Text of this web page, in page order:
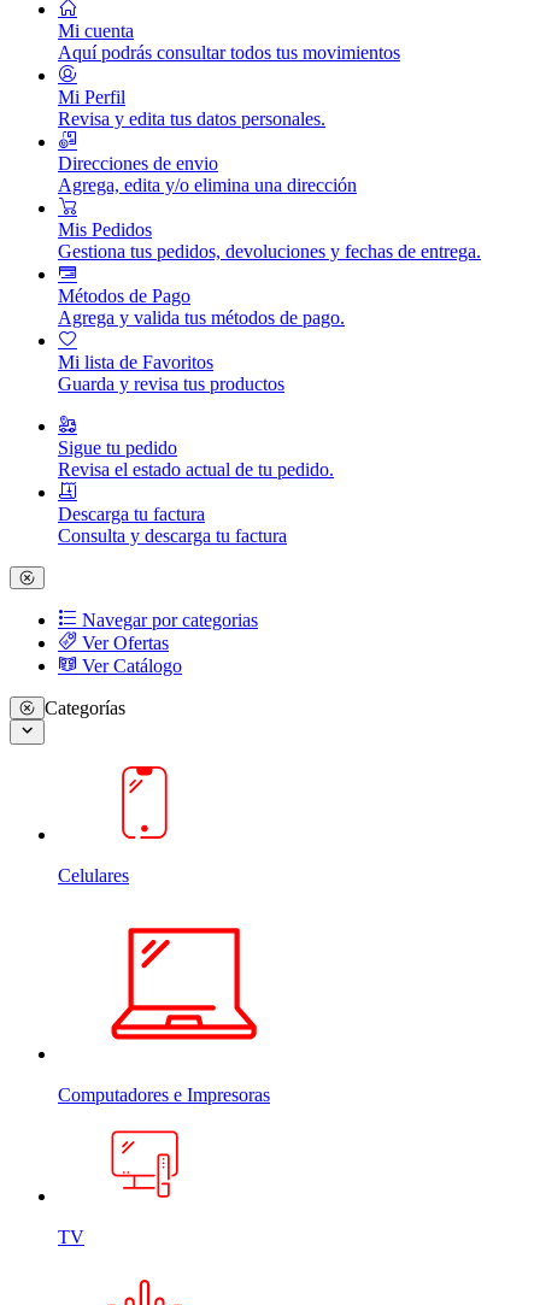
Mi cuenta
Aquí podrás consultar todos tus movimientos
Mi Perfil
Revisa y edita tus datos personales.
Direcciones de envio
Agrega, edita y/o elimina una dirección
Mis Pedidos
Gestiona tus pedidos, devoluciones y fechas de entrega.
Métodos de Pago
Agrega y valida tus métodos de pago.
Mi lista de Favoritos
Guarda y revisa tus productos
Sigue tu pedido
Revisa el estado actual de tu pedido.
Descarga tu factura
Consulta y descarga tu factura
Navegar por categorias
Ver Ofertas
Ver Catálogo
Categorías
Celulares
Computadores e Impresoras
TV